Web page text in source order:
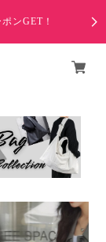
ンGET！